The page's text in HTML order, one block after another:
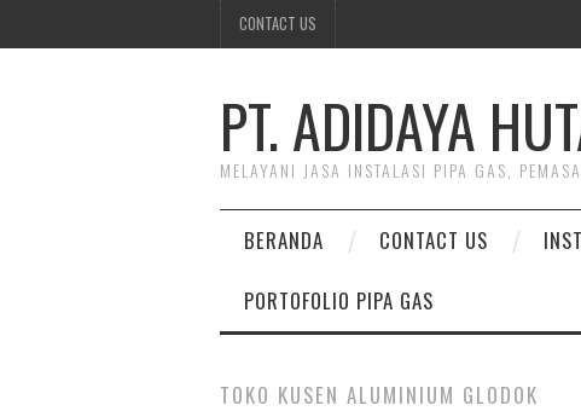
CONTACT US
PT. ADIDAYA
MELAYANI JASA INSTALASI PIPA GAS,
BERANDA CONTACT US
PORTOFOLIO PIPA GAS
TOKO KUSEN ALUMINIUM GLODOK